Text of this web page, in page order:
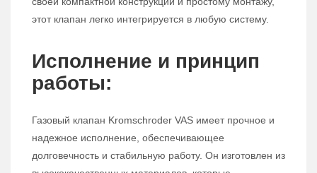
этот клапан легко интегрируется в любую систему.
Исполнение и принцип
работы:
Газовый клапан Kromschroder VAS имеет прочное и
надежное исполнение, обеспечивающее
долговечность и стабильную работу. Он изготовлен из